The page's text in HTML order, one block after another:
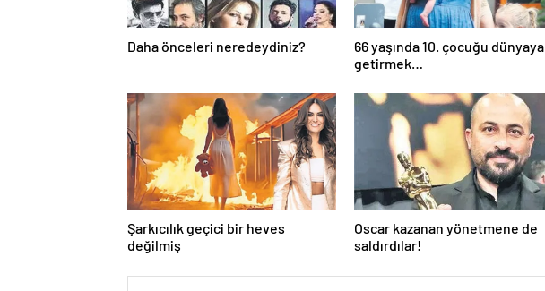
Daha önceleri neredeydiniz?
66 yaşında 10. çocuğu dünyaya
getirmek…
Şarkıcılık geçici bir heves
değilmiş
Oscar kazanan yönetmene de
saldırdılar!